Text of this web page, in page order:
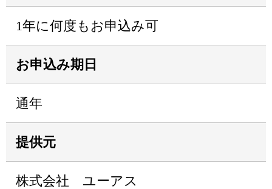
1年に何度もお申込み可
お申込み期日
通年
提供元
株式会社 ユーアス